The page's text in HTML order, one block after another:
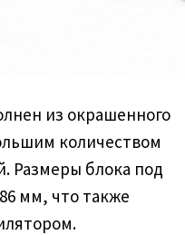
из окрашенного
количеством
Размеры блока под
мм, что также